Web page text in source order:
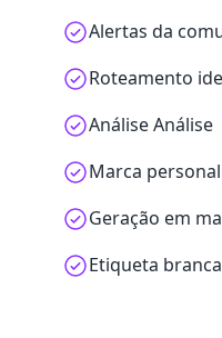
Alertas da
Roteamento
Análise Análise
Marca
Geração em
Etiqueta branca